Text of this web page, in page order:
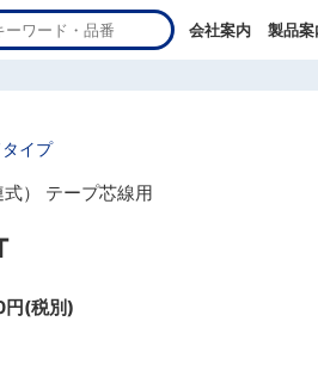
会社案内 製品案
イプ
） テープ芯線用
円(税別)